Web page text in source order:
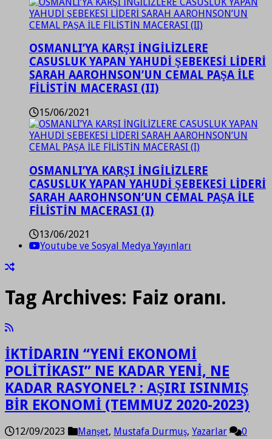
OSMANLI’YA KARŞI İNGİLİZLERE
CASUSLUK YAPAN YAHUDİ ŞEBEKESİ LİDERİ
SARAH AAROHNSON’UN CEMAL PAŞA İLE
FİLİSTİN MACERASI (II)
15/06/2021
OSMANLI’YA KARŞI İNGİLİZLERE
CASUSLUK YAPAN YAHUDİ ŞEBEKESİ LİDERİ
SARAH AAROHNSON’UN CEMAL PAŞA İLE
FİLİSTİN MACERASI (I)
13/06/2021
Youtube ve Sosyal Medya Yayınları
Tag Archives: Faiz oranı.
İKTİDARIN “YENİ EKONOMİ
POLİTİKASI” NE KADAR YENİ, NE
KADAR RASYONEL? : AŞIRI ISINMIŞ
BİR EKONOMİ (TEMMUZ 2020-2023)
12/09/2023 Manşet, Mustafa Durmuş, Yazarlar 0